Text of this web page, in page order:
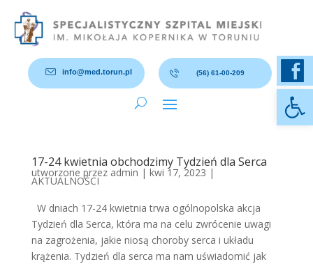
info@med.torun.pl (56) 61-00-209
17-24 kwietnia obchodzimy Tydzień dla Serca
utworzone przez admin | kwi 17, 2023 |
AKTUALNOŚCI
W dniach 17-24 kwietnia trwa ogólnopolska akcja
Tydzień dla Serca, która ma na celu zwrócenie uwagi
na zagrożenia, jakie niosą choroby serca i układu
krążenia. Tydzień dla serca ma nam uświadomić jak